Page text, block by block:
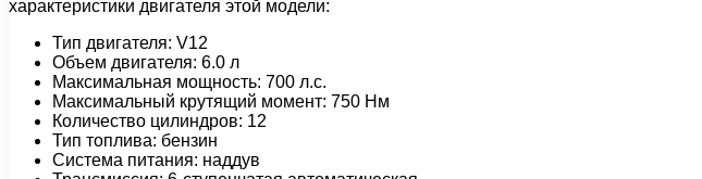
характеристики двигателя этой модели:
Тип двигателя: V12
Объем двигателя: 6.0 л
Максимальная мощность: 700 л.с.
Максимальный крутящий момент: 750 Нм
Количество цилиндров: 12
Тип топлива: бензин
Система питания: наддув